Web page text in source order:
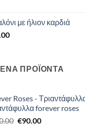
με ήλιον καρδιά
ΠΡΟΪΟΝΤΑ
Roses -
forever roses
Original
€90.00Η